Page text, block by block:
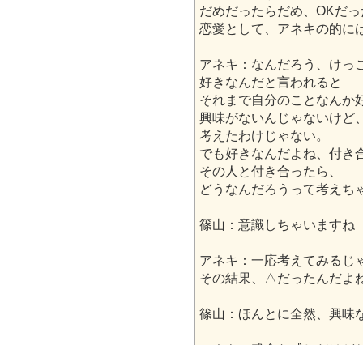
だめだったらだめ、OKだ
恋愛として、アネキの的に
アネキ：なんだろう、けっ
好きなんだと言われると
それまで自分のことなんか
興味がないんじゃないけど
考えたわけじゃない。
でも好きなんだよね、付き
その人と付き合ったら、
どうなんだろうって考えち
篠山：意識しちゃいますね
アネキ：一応考えてみるじ
その結果、△だったんだよ
篠山：ほんとに全然、興味